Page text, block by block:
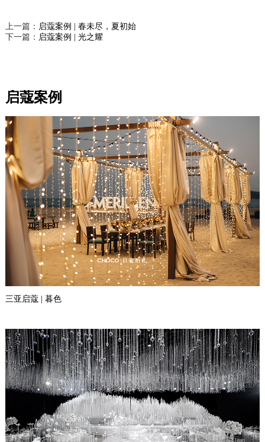
上一篇： 启蔻案例 | 春未尽，夏初始
下一篇： 启蔻案例 | 光之耀
启蔻案例
三亚启蔻 | 暮色